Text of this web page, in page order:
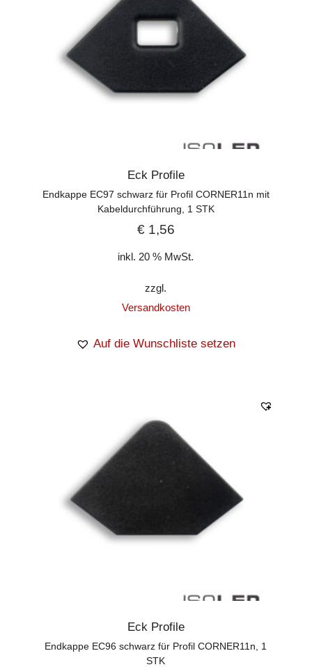
Eck Profile
Endkappe EC97 schwarz für Profil CORNER11n mit
Kabeldurchführung, 1 STK
€1,56
inkl. 20 % MwSt.
zzgl.
Versandkosten
Auf die Wunschliste setzen
Eck Profile
Endkappe EC96 schwarz für Profil CORNER11n, 1
STK